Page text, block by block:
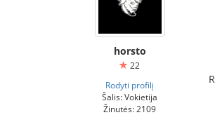
horsto
22
Rodyti profilį
Šalis: Vokietija
Žinutės: 2109